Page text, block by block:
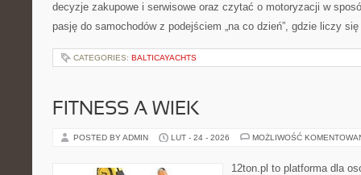
decyzje zakupowe i serwisowe oraz czytać o motoryzacji w
pasję do samochodów z podejściem „na co dzień”, gdzie liczy
CATEGORIES: BALTICAYACHTS
FITNESS A WIEK
POSTED BY ADMIN LUT - 24 - 2026 MOŻLIWOŚĆ
12ton.pl to platforma dla